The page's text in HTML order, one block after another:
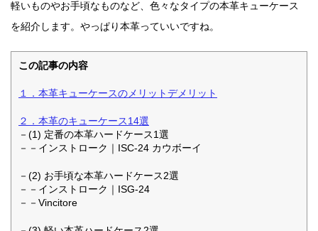
軽いものやお手頃なものなど、色々なタイプの本革キューケース
を紹介します。やっぱり本革っていいですね。
この記事の内容
１．本革キューケースのメリットデメリット
２．本革のキューケース14選
－(1) 定番の本革ハードケース1選
－－インストローク｜ISC-24 カウボーイ
－(2) お手頃な本革ハードケース2選
－－インストローク｜ISG-24
－－Vincitore